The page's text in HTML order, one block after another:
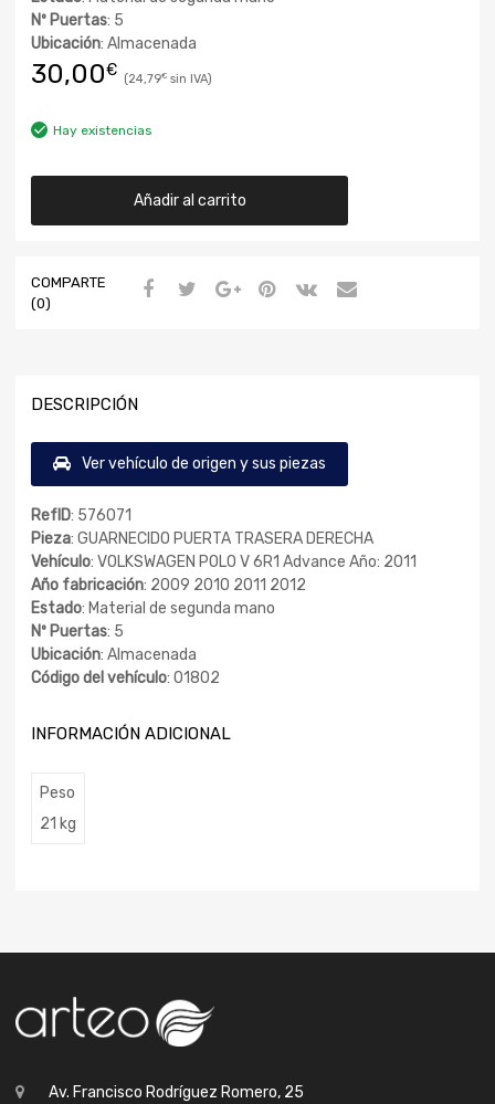
Nº Puertas: 5
Ubicación: Almacenada
30,00€ 24,79€
Hay existencias
Añadir al carrito
COMPARTE
(0)
DESCRIPCIÓN
Ver vehículo de origen y sus piezas
RefID: 576071
Pieza: GUARNECIDO PUERTA TRASERA DERECHA
Vehículo: VOLKSWAGEN POLO V 6R1 Advance Año: 2011
Año fabricación: 2009 2010 2011 2012
Estado: Material de segunda mano
Nº Puertas: 5
Ubicación: Almacenada
Código del vehículo: 01802
INFORMACIÓN ADICIONAL
Peso
21 kg
Av. Francisco Rodríguez Romero, 25